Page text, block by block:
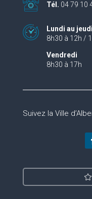
Tél. 04 79 10
Lundi au jeudi
8h30 à 12h /
Vendredi
8h30 à 17h
Suivez la Ville